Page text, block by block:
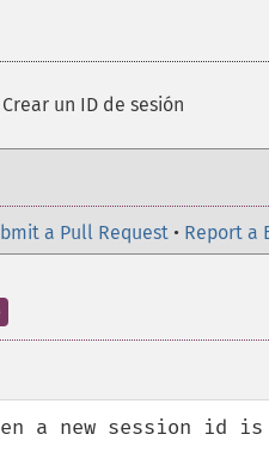
un ID de sesión
a Pull Request • Report a
a new session id is